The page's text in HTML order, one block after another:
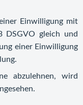
Einwilligung mit
gleich und
einer Einwilligung
abzulehnen, wird